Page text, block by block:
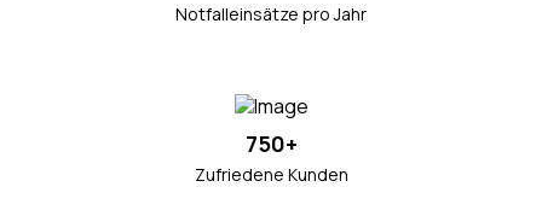
Notfalleinsätze pro Jahr
750+
Zufriedene Kunden